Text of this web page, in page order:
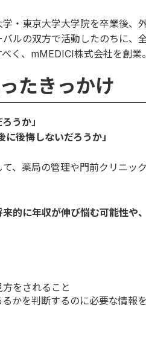
・東京大学大学院を卒業後、
ルの双方で活動したのちに、
く、mMEDICI株式会社を創業。
たきっかけ
うか」
後悔しないだろうか」
、薬局の管理や門前クリニッ
来的に年収が伸び悩む可能性や
をされること
かを判断するのに必要な情報